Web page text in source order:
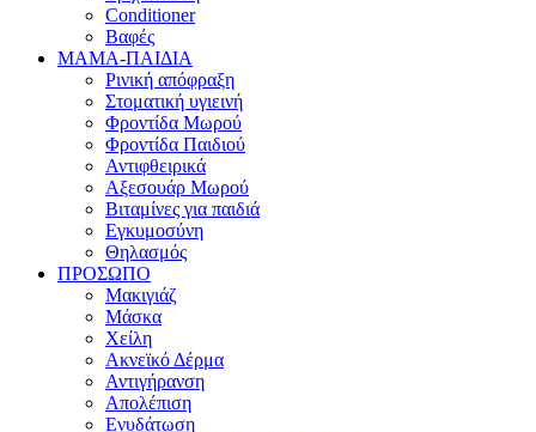
Conditioner
Βαφές
ΜΑΜΑ-ΠΑΙΔΙΑ
Ρινική απόφραξη
Στοματική υγιεινή
Φροντίδα Μωρού
Φροντίδα Παιδιού
Αντιφθειρικά
Αξεσουάρ Μωρού
Βιταμίνες για παιδιά
Εγκυμοσύνη
Θηλασμός
ΠΡΟΣΩΠΟ
Μακιγιάζ
Μάσκα
Χείλη
Ακνεϊκό Δέρμα
Αντιγήρανση
Απολέπιση
Ενυδάτωση